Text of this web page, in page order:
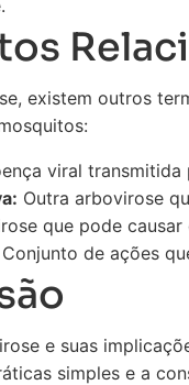
existem outros
viral
Outra arbovirose
que pode
Conjunto de ações
e suas
simples e a